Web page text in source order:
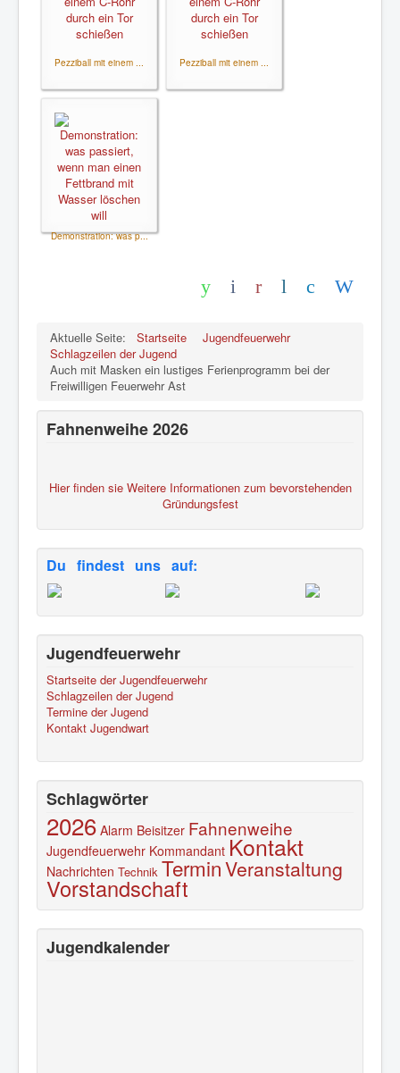
Pezziball mit einem ... Pezziball mit einem ...
Demonstration: was p...
Aktuelle Seite: Startseite
Jugendfeuerwehr
Schlagzeilen der Jugend
Auch mit Masken ein lustiges Ferienprogramm bei der
Freiwilligen Feuerwehr Ast
Fahnenweihe 2026
Hier finden sie Weitere Informationen zum bevorstehenden
Gründungsfest
Du findest uns auf:
Jugendfeuerwehr
Startseite der Jugendfeuerwehr
Schlagzeilen der Jugend
Termine der Jugend
Kontakt Jugendwart
Schlagwörter
2026 Alarm Beisitzer Fahnenweihe
Jugendfeuerwehr Kommandant Kontakt
Nachrichten Technik TerminVeranstaltung
Vorstandschaft
Jugendkalender